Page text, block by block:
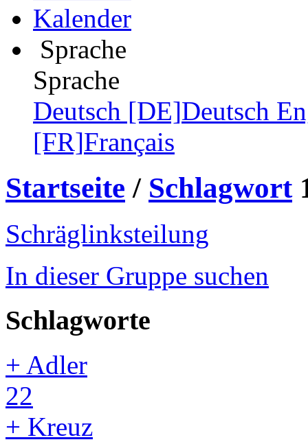
Kalender
Sprache
Sprache
Deutsch [DE]Deutsch
[FR]Français
Startseite / Schlagwort
Schräglinksteilung
In dieser Gruppe suchen
Schlagworte
+ Adler
22
+ Kreuz